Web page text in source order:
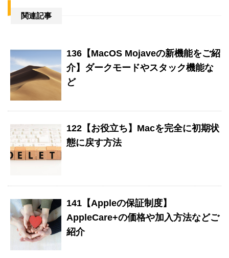
関連記事
136【MacOS Mojaveの新機能をご紹
介】ダークモードやスタック機能な
ど
122【お役立ち】Macを完全に初期状
態に戻す方法
141【Appleの保証制度】
AppleCare+の価格や加入方法などご
紹介